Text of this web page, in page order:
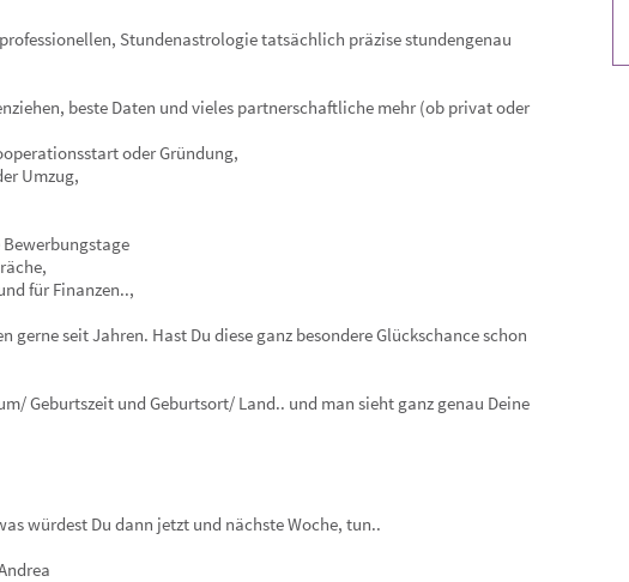
Stundenastrologie tatsächlich präzise stundengenau
beste Daten und vieles partnerschaftliche mehr (ob privat oder
oder Gründung,
Umzug,
Bewerbungstage
für Finanzen..,
gerne seit Jahren. Hast Du diese ganz besondere Glückschance schon
Geburtszeit und Geburtsort/ Land.. und man sieht ganz genau Deine
würdest Du dann jetzt und nächste Woche, tun..